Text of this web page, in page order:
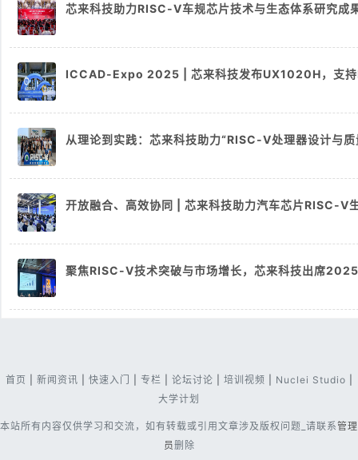
芯来科技助力RISC-V车规芯片技术与生态体系研究成
ICCAD-Expo 2025 | 芯来科技发布UX1020H，支持
从理论到实践：芯来科技助力“RISC-V处理器设计与
开放融合、高效协同 | 芯来科技助力汽车芯片RISC-V
聚焦RISC-V技术突破与市场增长，芯来科技出席
首页 新闻资讯 快速入门 专栏 论坛讨论 培训视频 Nuclei Studio
大学计划
本站所有内容仅供学习和交流，如有转载或引用文章涉及版权问题_请联系管理
员删除